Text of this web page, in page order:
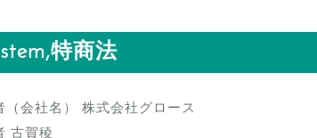
特商法
（会社名） 株式会社グロース
古賀稜